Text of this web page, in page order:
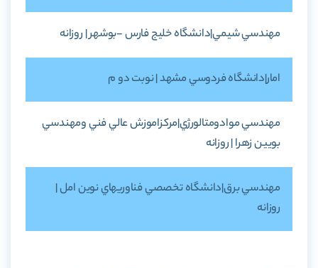
مهندسي شيمي|دانشگاه خليج فارس -بوشهر | روزانه
امار|دانشگاه فردوسي مشهد | نوبت دو م
مهندسي موادومتالورژي|مرکزاموزش عالي فني ومهندسي
بويين زهرا | روزانه
مهندسي برق|دانشگاه تخصصي فناوريهاي نوين امل |
روزانه